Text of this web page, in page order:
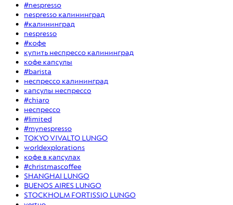
#nespresso
nespresso калининград
#калининград
nespresso
#кофе
купить неспрессо калининград
кофе капсулы
#barista
неспрессо калининград
капсулы неспрессо
#chiaro
неспрессо
#limited
#mynespresso
TOKYO VIVALTO LUNGO
worldexplorations
кофе в капсулах
#christmascoffee
SHANGHAI LUNGO
BUENOS AIRES LUNGO
STOCKHOLM FORTISSIO LUNGO